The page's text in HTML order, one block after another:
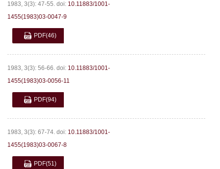
1983, 3(3): 47-55. doi: 10.11883/1001-
1455(1983)03-0047-9
PDF(46)
1983, 3(3): 56-66. doi: 10.11883/1001-
1455(1983)03-0056-11
PDF(94)
1983, 3(3): 67-74. doi: 10.11883/1001-
1455(1983)03-0067-8
PDF(51)